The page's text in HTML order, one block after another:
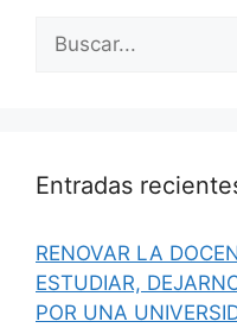
Buscar:
Entradas
RENOVAR LA
ESTUDIAR,
POR UNA